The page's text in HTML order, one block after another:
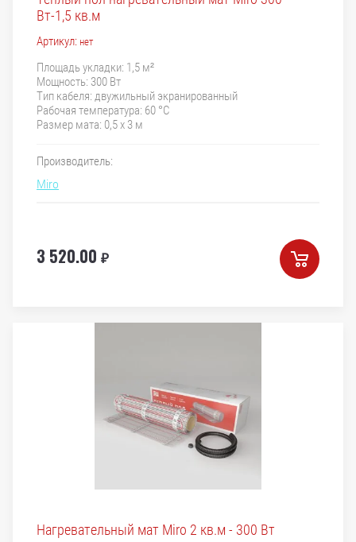
Вт-1,5 кв.м
Артикул: нет
Площадь укладки: 1,5 м²
Мощность: 300 Вт
Тип кабеля: двужильный экранированный
Рабочая температура: 60 °C
Размер мата: 0,5 х 3 м
Производитель:
Miro
3 520.00 ₽
Нагревательный мат Miro 2 кв.м - 300 Вт